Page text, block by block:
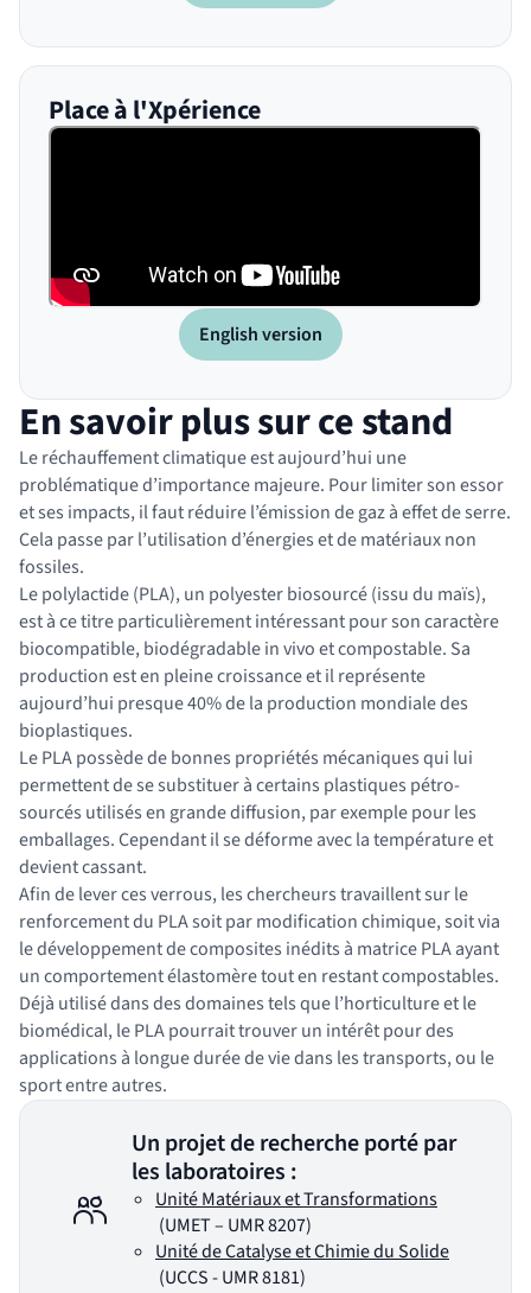
Place à l'Xpérience
English version(nouvelle fenêtre)
En savoir plus sur ce stand
Le réchauffement climatique est aujourd’hui une
problématique d’importance majeure. Pour limiter son essor
et ses impacts, il faut réduire l’émission de gaz à effet de serre.
Cela passe par l’utilisation d’énergies et de matériaux non
fossiles.
Le polylactide (PLA), un polyester biosourcé (issu du maïs),
est à ce titre particulièrement intéressant pour son caractère
biocompatible, biodégradable in vivo et compostable. Sa
production est en pleine croissance et il représente
aujourd’hui presque 40% de la production mondiale des
bioplastiques.
Le PLA possède de bonnes propriétés mécaniques qui lui
permettent de se substituer à certains plastiques pétro-
sourcés utilisés en grande diffusion, par exemple pour les
emballages. Cependant il se déforme avec la température et
devient cassant.
Afin de lever ces verrous, les chercheurs travaillent sur le
renforcement du PLA soit par modification chimique, soit via
le développement de composites inédits à matrice PLA ayant
un comportement élastomère tout en restant compostables.
Déjà utilisé dans des domaines tels que l’horticulture et le
biomédical, le PLA pourrait trouver un intérêt pour des
applications à longue durée de vie dans les transports, ou le
sport entre autres.
Un projet de recherche porté par
les laboratoires :
Unité Matériaux et Transformations
(nouvelle fenêtre)
(UMET – UMR 8207)
Unité de Catalyse et Chimie du Solide
(nouvelle fenêtre)
(UCCS - UMR 8181)